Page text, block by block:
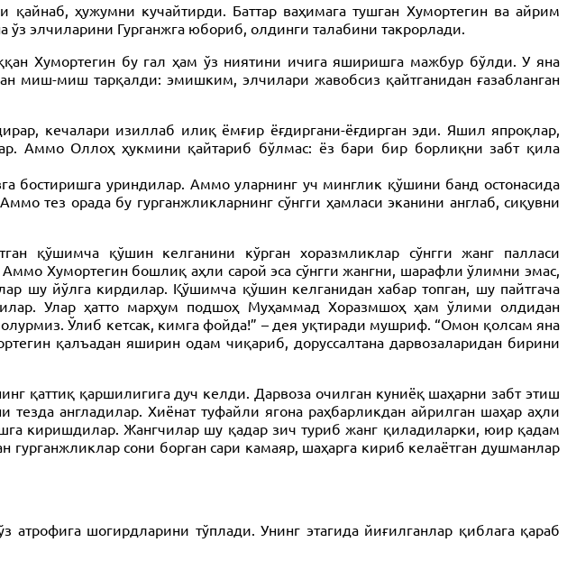
ҳужумни кучайтирди. Баттар ваҳимага тушган Хумортегин ва айрим
элчиларини Гурганжга юбориб, олдинги талабини такрорлади.
Хумортегин бу гал ҳам ўз ниятини ичига яширишга мажбур бўлди. У яна
миш-миш тарқалди: эмишким, элчилари жавобсиз қайтганидан ғазабланган
кечалари изиллаб илиқ ёмғир ёғдиргани-ёғдирган эди. Яшил япроқлар,
Аммо Оллоҳ ҳукмини қайтариб бўлмас: ёз бари бир борлиқни забт қила
бостиришга уриндилар. Аммо уларнинг уч минглик қўшини банд остонасида
тез орада бу гурганжликларнинг сўнгги ҳамласи эканини англаб, сиқувни
қўшимча қўшин келганини кўрган хоразмликлар сўнгги жанг палласи
Хумортегин бошлиқ аҳли сарой эса сўнгги жангни, шарафли ўлимни эмас,
шу йўлга кирдилар. Қўшимча қўшин келганидан хабар топган, шу пайтгача
Улар ҳатто марҳум подшоҳ Муҳаммад Хоразмшоҳ ҳам ўлими олдидан
Ўлиб кетсак, кимга фойда!” – дея уқтиради мушриф. “Омон қолсам яна
қалъадан яширин одам чиқариб, доруссалтана дарвозаларидан бирини
қаттиқ қаршилигига дуч келди. Дарвоза очилган куниёқ шаҳарни забт этиш
англадилар. Хиёнат туфайли ягона раҳбарликдан айрилган шаҳар аҳли
киришдилар. Жангчилар шу қадар зич туриб жанг қиладиларки, юир қадам
сони борган сари камаяр, шаҳарга кириб келаётган душманлар
шогирдларини тўплади. Унинг этагида йиғилганлар қиблага қараб